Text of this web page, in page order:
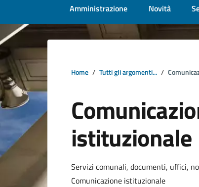
Amministrazione Novità
Home Tutti gli argomenti...
istituzionale
Dettagli della
Servizi comunali, documenti, uffici,
Comunicazione istituzionale